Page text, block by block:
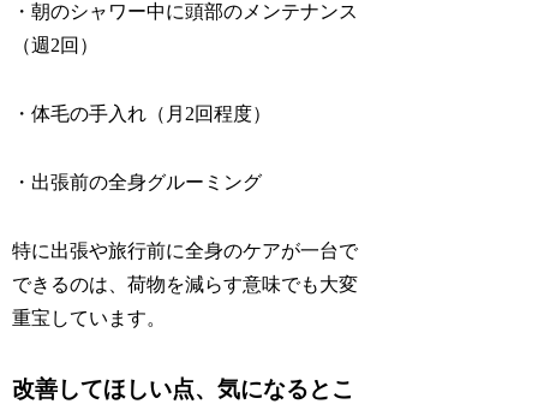
・朝のシャワー中に頭部のメンテナンス
（週2回）
・体毛の手入れ（月2回程度）
・出張前の全身グルーミング
特に出張や旅行前に全身のケアが一台で
できるのは、荷物を減らす意味でも大変
重宝しています。
改善してほしい点、気になるとこ